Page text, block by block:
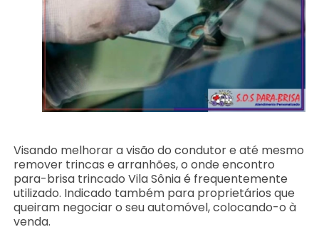
Visando melhorar a visão do condutor e até mesmo
remover trincas e arranhões, o onde encontro
para-brisa trincado Vila Sônia é frequentemente
utilizado. Indicado também para proprietários que
queiram negociar o seu automóvel, colocando-o à
venda.